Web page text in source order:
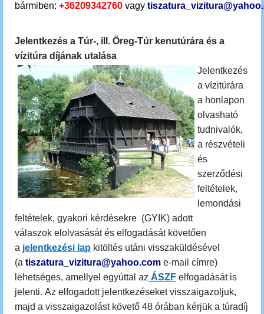
bármiben: +36209342760 vagy
Jelentkezés a Túr-, ill. Öreg-Túr kenutúrára és a
vízitúra díjának utalása
Jelentkezés
a vízitúrára
a honlapon
olvasható
tudnivalók,
a részvételi
és
szerződési
feltételek,
lemondási
feltételek, gyakori kérdésekre (GYIK) adott
válaszok elolvasását és elfogadását követően
a jelentkezési lap kitöltés utáni visszaküldésével
(a tiszatura_vizitura@yahoo.com e-mail címre)
lehetséges, amellyel egyúttal az ÁSZF elfogadását is
jelenti. Az elfogadott jelentkezéseket visszaigazoljuk,
majd a visszaigazolást követő 48 órában kérjük a túradíj